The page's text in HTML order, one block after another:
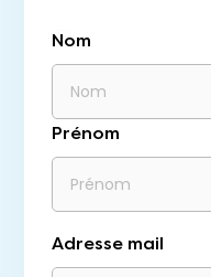
Nom
Prénom
Adresse mail